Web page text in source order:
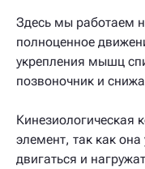
Здесь мы работаем
полноценное
укрепления мышц
позвоночник и
Кинезиологическая
элемент, так как
двигаться и